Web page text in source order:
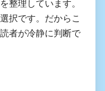
整理しています。
択です。だからこ
者が冷静に判断で